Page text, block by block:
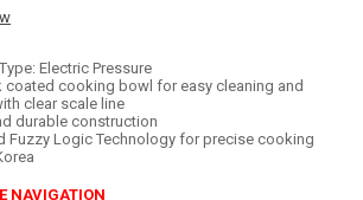
Electric Pressure
coated cooking bowl for easy cleaning and
clear scale line
durable construction
Fuzzy Logic Technology for precise cooking
NAVIGATION